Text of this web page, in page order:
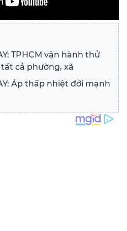
TPHCM vận hành thử
cả phường, xã
Áp thấp nhiệt đới mạnh